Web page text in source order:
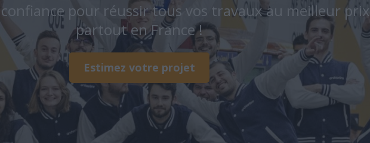
pour réussir tous vos travaux au meilleur prix
partout en France !
Estimez votre projet